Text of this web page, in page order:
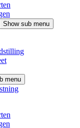
Show sub menu
menu